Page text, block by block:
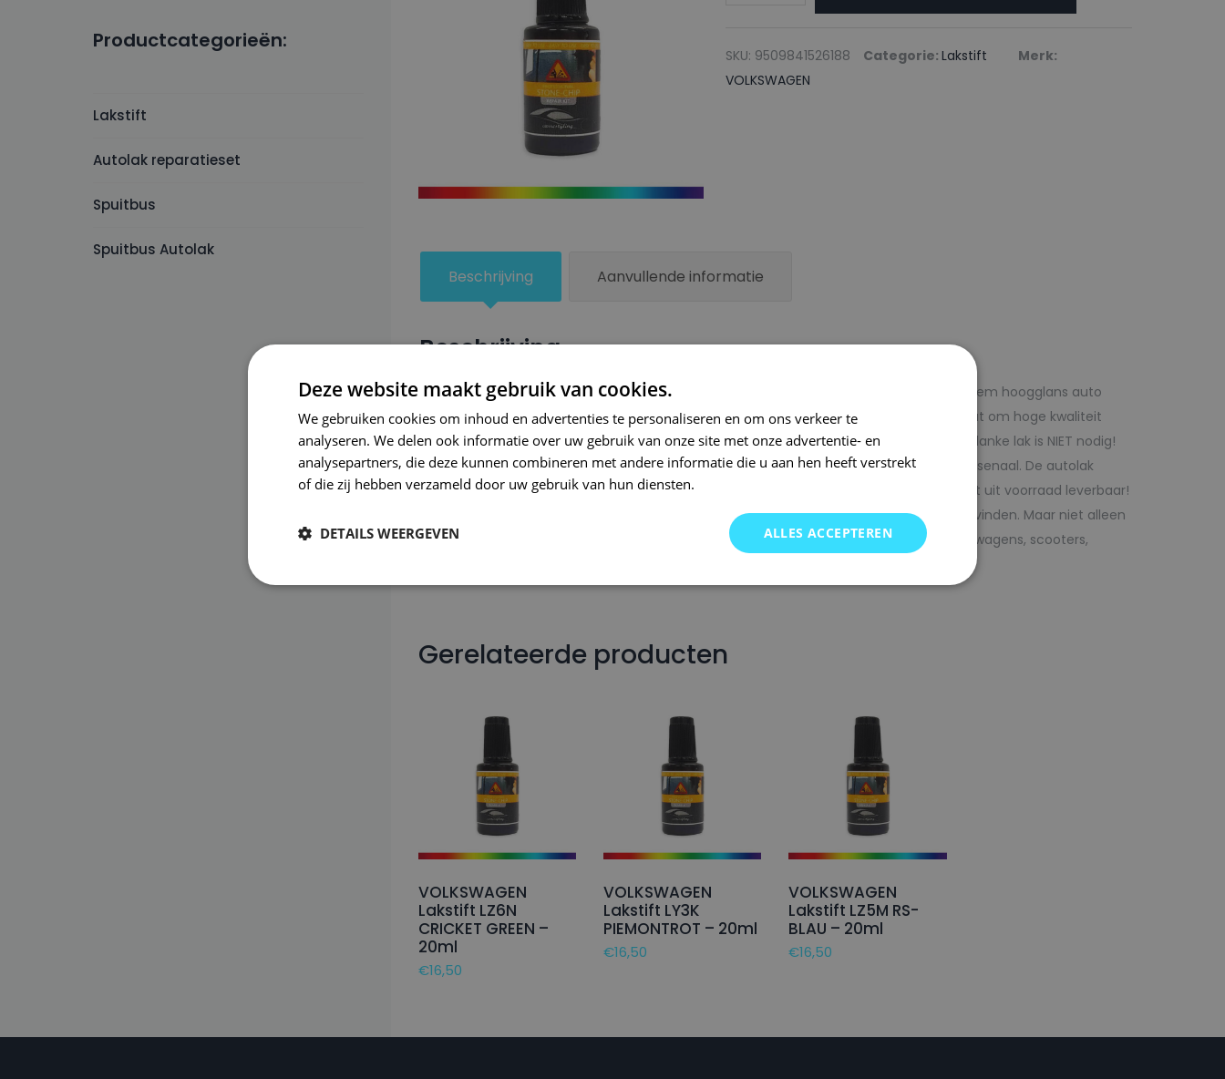
FLASHROT
-
SKU: 9509841526188 Categorie: Lakstift
Merk:
VOLKSWAGEN
Beschrijving Aanvullende informatie
Beschrijving
Een kleiner beschadigd oppervlak van je auto behandel je zelf voordelig met 1laag systeem hoogglans auto
lakstiften van Small Repair Systems. Bij SRS bent u aan het juiste adres wanneer het gaat om hoge kwaliteit
auto lakstiften. Onze auto lakstiften zijn snel drogend en makkelijk te verwerken. Extra blanke lak is NIET nodig!
Wij hebben een gigantisch assortiment met oneindig veel kleurencombinaties in ons arsenaal. De autolak
wordt op kleurcode of kleurnaam gemaakt en is afgevuld met professionele verf. Direct uit voorraad leverbaar!
Om deze reden garanderen wij dat u altijd de gewenste kleur voor uw auto bij SRS kunt vinden. Maar niet alleen
voor auto’s.. Met onze A-kwaliteit auto lakstiften kunt u ook bij ons terecht voor bedrijfswagens, scooters,
Gerelateerde producten
VOLKSWAGEN
Lakstift LZ6N
CRICKET GREEN –
20ml
€16,50
VOLKSWAGEN
Lakstift LY3K
PIEMONTROT – 20ml
€16,50
VOLKSWAGEN
Lakstift LZ5M RS-
BLAU – 20ml
€16,50
Productcategorieën:
Lakstift
Autolak reparatieset
Spuitbus
Spuitbus Autolak
Deze website maakt gebruik van cookies.
We gebruiken cookies om inhoud en advertenties te personaliseren en om ons verkeer te
analyseren. We delen ook informatie over uw gebruik van onze site met onze advertentie- en
analysepartners, die deze kunnen combineren met andere informatie die u aan hen heeft verstrekt
of die zij hebben verzameld door uw gebruik van hun diensten.
ALLES ACCEPTEREN
DETAILS WEERGEVEN